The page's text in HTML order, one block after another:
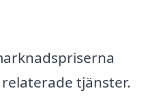
tjänster.